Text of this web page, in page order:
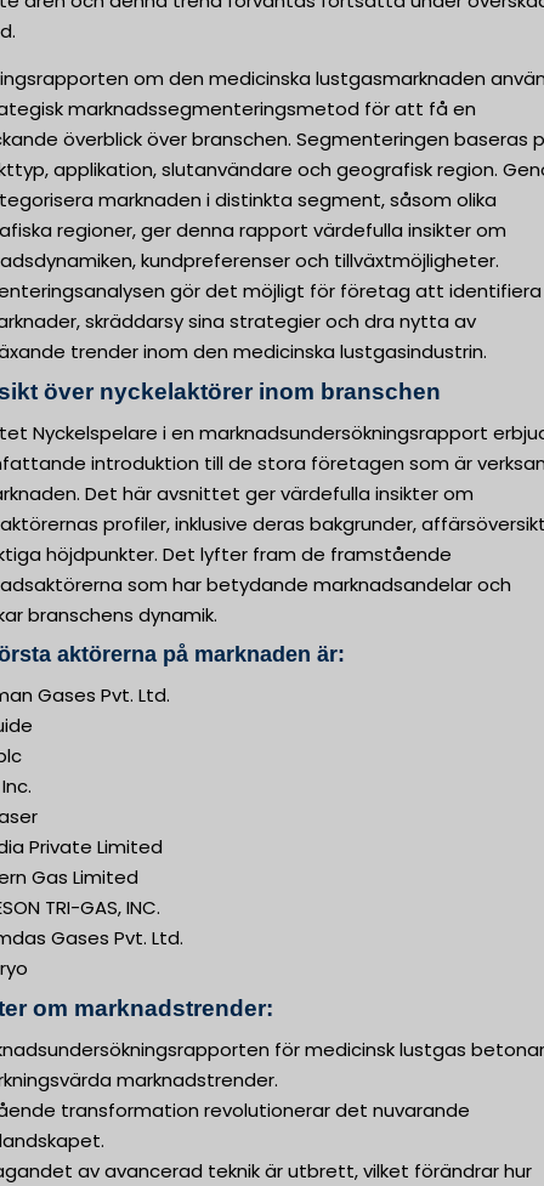
om den medicinska lustgasmarknaden
marknadssegmenteringsmetod för att få en
överblick över branschen. Segmenteringen baseras
applikation, slutanvändare och geografisk region.
marknaden i distinkta segment, såsom olika
regioner, ger denna rapport värdefulla insikter om
kundpreferenser och tillväxtmöjligheter.
gör det möjligt för företag att identifiera
skräddarsy sina strategier och dra nytta av
trender inom den medicinska lustgasindustrin.
över nyckelaktörer inom branschen
Nyckelspelare i en marknadsundersökningsrapport
introduktion till de stora företagen som är
Det här avsnittet ger värdefulla insikter om
profiler, inklusive deras bakgrunder,
höjdpunkter. Det lyfter fram de framstående
som har betydande marknadsandelar och
branschens dynamik.
aktörerna på marknaden är:
Gases Pvt. Ltd.
Private Limited
Gas Limited
TRI-GAS, INC.
Gases Pvt. Ltd.
om marknadstrender:
för medicinsk lustgas
marknadstrender.
transformation revolutionerar det nuvarande
av avancerad teknik är utbrett, vilket förändrar hur